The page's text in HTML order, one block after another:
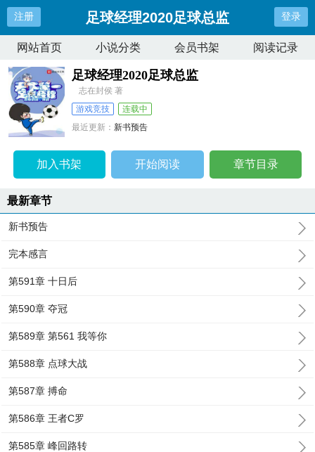
注册 足球经理2020足球总监 登录
网站首页 小说分类 会员书架 阅读记录
足球经理2020足球总监
志在封侯 著
游戏竞技
连载中
最近更新：新书预告
加入书架 开始阅读 章节目录
最新章节
新书预告
完本感言
第591章 十日后
第590章 夺冠
第589章 第561 我等你
第588章 点球大战
第587章 搏命
第586章 王者C罗
第585章 峰回路转